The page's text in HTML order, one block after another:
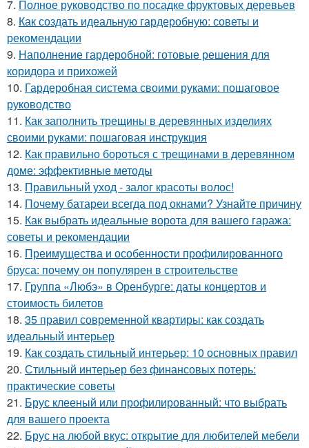
7. Полное руководство по посадке фруктовых деревьев
8. Как создать идеальную гардеробную: советы и
рекомендации
9. Наполнение гардеробной: готовые решения для
коридора и прихожей
10. Гардеробная система своими руками: пошаговое
руководство
11. Как заполнить трещины в деревянных изделиях
своими руками: пошаговая инструкция
12. Как правильно бороться с трещинами в деревянном
доме: эффективные методы
13. Правильный уход - залог красоты волос!
14. Почему батареи всегда под окнами? Узнайте причину
15. Как выбрать идеальные ворота для вашего гаража:
советы и рекомендации
16. Преимущества и особенности профилированного
бруса: почему он популярен в строительстве
17. Группа «Любэ» в Оренбурге: даты концертов и
стоимость билетов
18. 35 правил современной квартиры: как создать
идеальный интерьер
19. Как создать стильный интерьер: 10 основных правил
20. Стильный интерьер без финансовых потерь:
практические советы
21. Брус клееный или профилированный: что выбрать
для вашего проекта
22. Брус на любой вкус: открытие для любителей мебели